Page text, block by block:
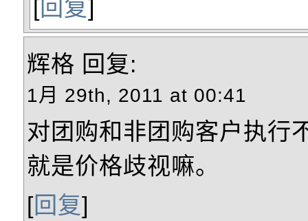
[回复]
辉格 回复:
1月 29th, 2011 at 00:41
对团购和非团购客户执行
就是价格歧视嘛。
[回复]